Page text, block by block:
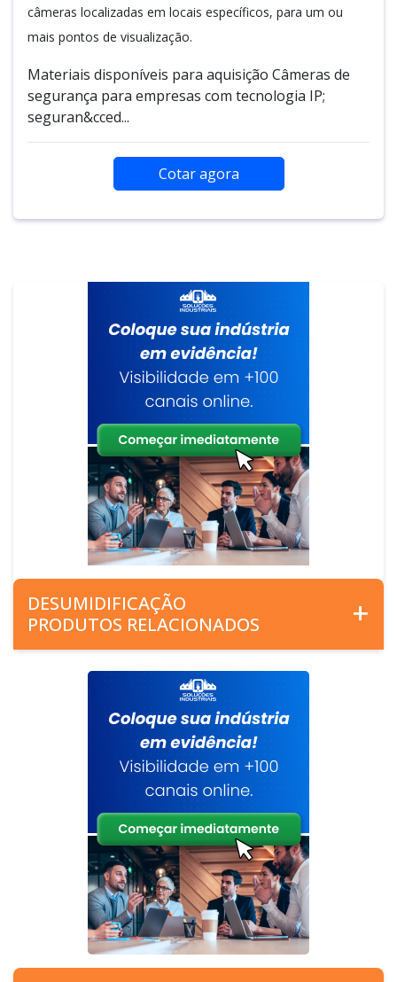
câmeras localizadas em locais específicos, para um ou
mais pontos de visualização.
Materiais disponíveis para aquisição Câmeras de
segurança para empresas com tecnologia IP;
seguran&cced...
Cotar agora
DESUMIDIFICAÇÃO
PRODUTOS RELACIONADOS